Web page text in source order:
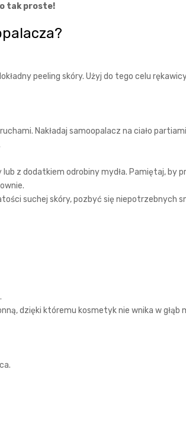
tak proste!
peeling skóry. Użyj do tego celu
Nakładaj samoopalacz na ciało
z dodatkiem odrobiny mydła. Pamiętaj, by
suchej skóry, pozbyć się niepotrzebnych
dzięki któremu kosmetyk nie wnika w głąb